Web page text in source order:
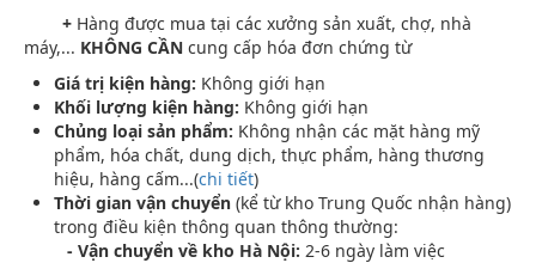
+ Hàng được mua tại các xưởng sản xuất, chợ, nhà
máy,... KHÔNG CẦN cung cấp hóa đơn chứng từ
Giá trị kiện hàng: Không giới hạn
Khối lượng kiện hàng: Không giới hạn
Chủng loại sản phẩm: Không nhận các mặt hàng mỹ
phẩm, hóa chất, dung dịch, thực phẩm, hàng thương
hiệu, hàng cấm...(chi tiết)
Thời gian vận chuyển (kể từ kho Trung Quốc nhận hàng)
trong điều kiện thông quan thông thường:
- Vận chuyển về kho Hà Nội: 2-6 ngày làm việc